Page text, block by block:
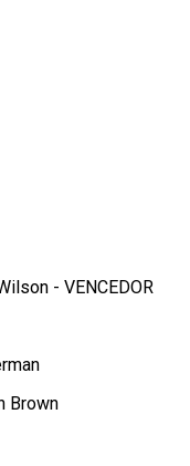
- VENCEDOR
Brown